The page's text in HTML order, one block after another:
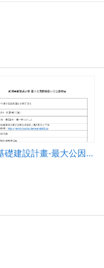
前瞻基礎建設計畫-最大公因數與最小公倍數